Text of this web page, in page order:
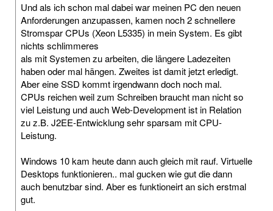
Und als ich schon mal dabei war meinen PC den neuen
Anforderungen anzupassen, kamen noch 2 schnellere
Stromspar CPUs (Xeon L5335) in mein System. Es gibt
nichts schlimmeres
als mit Systemen zu arbeiten, die längere Ladezeiten
haben oder mal hängen. Zweites ist damit jetzt erledigt.
Aber eine SSD kommt irgendwann doch noch mal.
CPUs reichen weil zum Schreiben braucht man nicht so
viel Leistung und auch Web-Development ist in Relation
zu z.B. J2EE-Entwicklung sehr sparsam mit CPU-
Leistung.
Windows 10 kam heute dann auch gleich mit rauf. Virtuelle
Desktops funktionieren.. mal gucken wie gut die dann
auch benutzbar sind. Aber es funktioneirt an sich erstmal
gut.